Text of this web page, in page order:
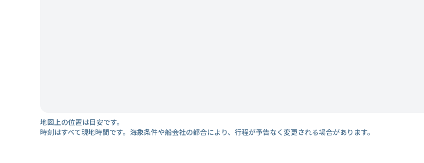
地図上の位置は目安です。
時刻はすべて現地時間です。海象条件や船会社の都合により、行程が予告なく変更される場合があります。